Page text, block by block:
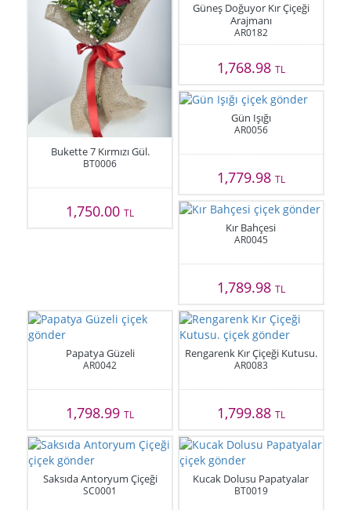
Bukette 7 Kırmızı Gül.
BT0006
1,750.00TL
Güneş Doğuyor Kır Çiçeği
Arajmanı
AR0182
1,768.98 TL
Gün Işığı
AR0056
1,779.98 TL
Kır Bahçesi
AR0045
1,789.98 TL
Papatya Güzeli
AR0042
1,798.99TL
Rengarenk Kır Çiçeği Kutusu.
AR0083
1,799.88 TL
Saksıda Antoryum Çiçeği
SC0001
Kucak Dolusu Papatyalar
BT0019